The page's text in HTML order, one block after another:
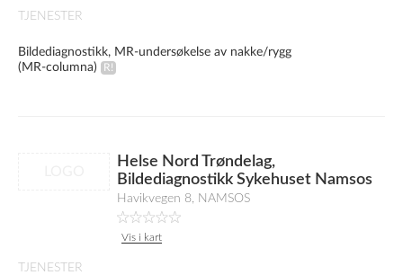
TJENESTER
Bildediagnostikk, MR-undersøkelse av nakke/rygg
(MR-columna)
Helse Nord Trøndelag,
Bildediagnostikk Sykehuset Namsos
Havikvegen 8, NAMSOS
Vis i kart
TJENESTER